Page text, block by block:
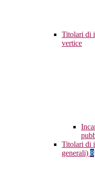
Titolari di
vertice
Titolari di
generali) 8